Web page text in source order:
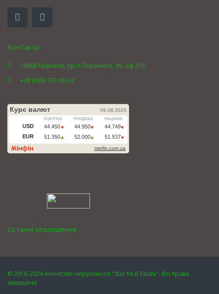
Контакти
14000 Чернігів, пр-т Перемоги, 95, оф 316
+38 (093) 733-00-33
Останні оголошення
© 2016-2024 Агентство нерухомості "Star Real Estate". Всі права
захищено